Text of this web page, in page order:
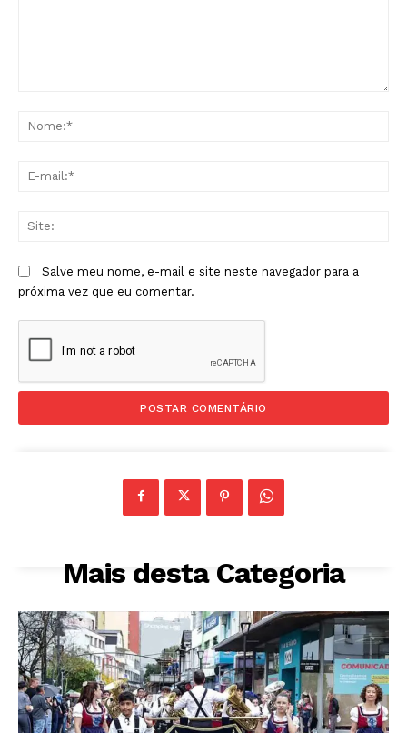
Salve meu nome, e-mail e site neste navegador para a
próxima vez que eu comentar.
Mais desta Categoria